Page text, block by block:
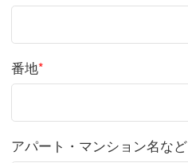
番地*
アパート・マンション名など